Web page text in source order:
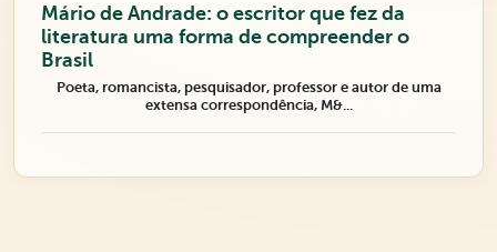
Mário de Andrade: o escritor que fez da
literatura uma forma de compreender o
Brasil
Poeta, romancista, pesquisador, professor e autor de uma
extensa correspondência, M&...